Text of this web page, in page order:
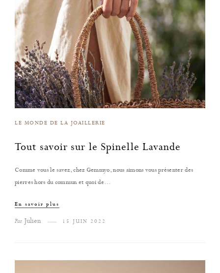
LE MONDE DE LA JOAILLERIE
Tout savoir sur le Spinelle Lavande
Comme vous le savez, chez Gemmyo, nous aimons vous présenter des
pierres hors du commun et quoi de…
En savoir plus
Par Julien 15 JUIN 2022